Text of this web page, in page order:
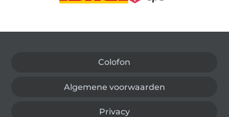
Colofon
Algemene voorwaarden
Privacy